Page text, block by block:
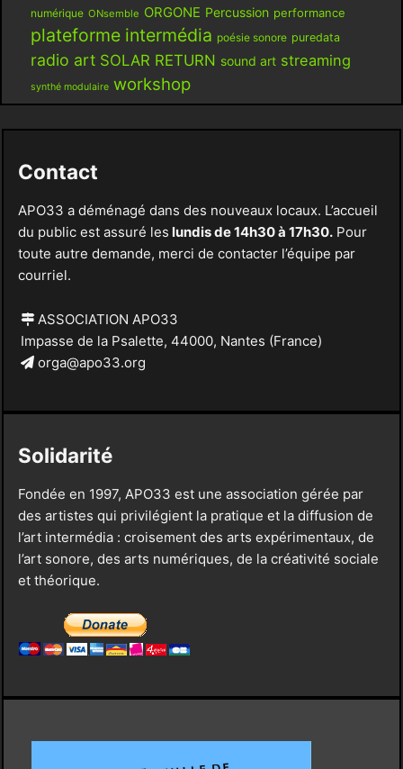
numérique ONsemble ORGONE Percussion performance
plateforme intermédia poésie sonore puredata
radio art SOLAR RETURN sound art streaming
synthé modulaire workshop
Contact
APO33 a déménagé dans des nouveaux locaux. L’accueil
du public est assuré les lundis de 14h30 à 17h30.Pour
toute autre demande, merci de contacter l’équipe par
courriel.
ASSOCIATION APO33
Impasse de la Psalette, 44000, Nantes (France)
orga@apo33.org
Solidarité
Fondée en 1997, APO33 est une association gérée par
des artistes qui privilégient la pratique et la diffusion de
l’art intermédia : croisement des arts expérimentaux, de
l’art sonore, des arts numériques, de la créativité sociale
et théorique.